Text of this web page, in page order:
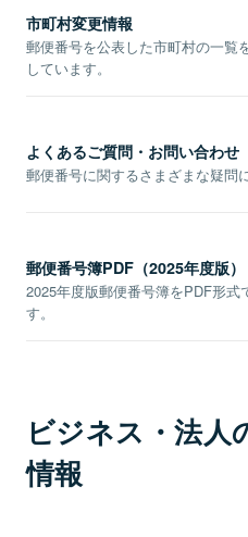
市町村変更情報
郵便番号を公表した市町村の一覧
しています。
よくあるご質問・お問い合わせ
郵便番号に関するさまざまな疑問
郵便番号簿PDF（2025年度版）
2025年度版郵便番号簿をPDF形式
す。
ビジネス・法人
情報